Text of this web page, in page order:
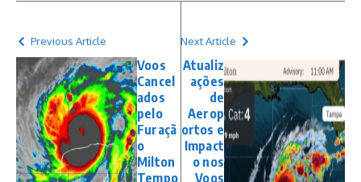
Previous Article
Voos
Cancel
ados
pelo
Furaçã
o
Milton
Tempo
Next Article
Atualiz
ações
de
Aerop
ortos e
Impact
o nos
Voos